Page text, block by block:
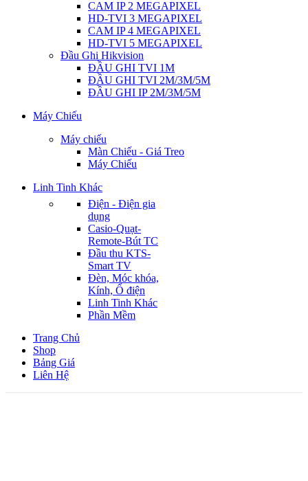
CAM IP 2 MEGAPIXEL
HD-TVI 3 MEGAPIXEL
CAM IP 4 MEGAPIXEL
HD-TVI 5 MEGAPIXEL
Đầu Ghi Hikvision
ĐẦU GHI TVI 1M
ĐẦU GHI TVI 2M/3M/5M
ĐẦU GHI IP 2M/3M/5M
Máy Chiếu
Máy chiếu
Màn Chiếu - Giá Treo
Máy Chiếu
Linh Tinh Khác
Điện - Điện gia
dụng
Casio-Quạt-
Remote-Bút TC
Đầu thu KTS-
Smart TV
Đèn, Móc khóa,
Kính, Ổ điện
Linh Tinh Khác
Phần Mềm
Trang Chủ
Shop
Bảng Giá
Liên Hệ